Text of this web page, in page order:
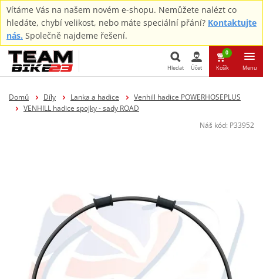
Vítáme Vás na našem novém e-shopu. Nemůžete nalézt co
hledáte, chybí velikost, nebo máte speciální přání? Kontaktujte
nás. Společně najdeme řešení.
Hledat
Hledat Účet
0
Košík Menu
Domů Díly Lanka a hadice
Venhill hadice POWERHOSEPLUS
VENHILL hadice spojky - sady ROAD
Náš kód: P33952